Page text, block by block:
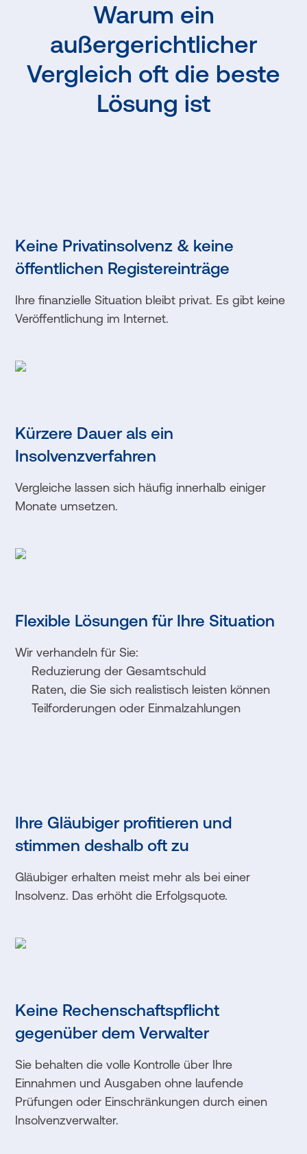
Warum ein
außergerichtlicher
Vergleich oft die beste
Lösung ist
Keine Privatinsolvenz & keine
öffentlichen Registereinträge
Ihre finanzielle Situation bleibt privat. Es gibt keine
Veröffentlichung im Internet.
Kürzere Dauer als ein
Insolvenzverfahren
Vergleiche lassen sich häufig innerhalb einiger
Monate umsetzen.
Flexible Lösungen für Ihre Situation
Wir verhandeln für Sie:
Reduzierung der Gesamtschuld
Raten, die Sie sich realistisch leisten können
Teilforderungen oder Einmalzahlungen
Ihre Gläubiger profitieren und
stimmen deshalb oft zu
Gläubiger erhalten meist mehr als bei einer
Insolvenz. Das erhöht die Erfolgsquote.
Keine Rechenschaftspflicht
gegenüber dem Verwalter
Sie behalten die volle Kontrolle über Ihre
Einnahmen und Ausgaben ohne laufende
Prüfungen oder Einschränkungen durch einen
Insolvenzverwalter.